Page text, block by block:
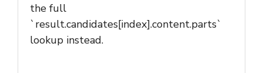
the full
`result.candidates[index].content.parts`
lookup instead.